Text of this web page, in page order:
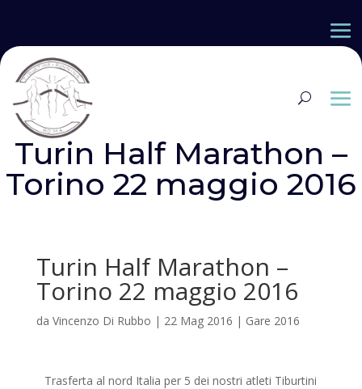
Turin Half Marathon –
Torino 22 maggio 2016
Turin Half Marathon –
Torino 22 maggio 2016
da Vincenzo Di Rubbo | 22 Mag 2016 | Gare 2016
Trasferta al nord Italia per 5 dei nostri atleti Tiburtini